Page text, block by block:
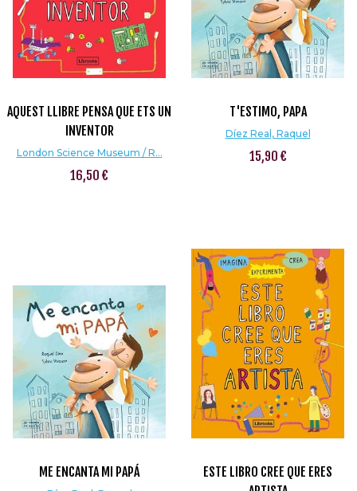
AQUEST LLIBRE PENSA QUE ETS UN
INVENTOR
London Science Museum / R...
16,50 €
T'ESTIMO, PAPA
Díez Real, Raquel
15,90 €
ME ENCANTA MI PAPÁ
ESTE LIBRO CREE QUE ERES